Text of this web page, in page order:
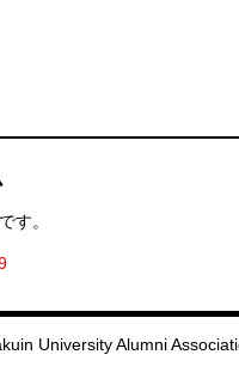
す。
University Alumni